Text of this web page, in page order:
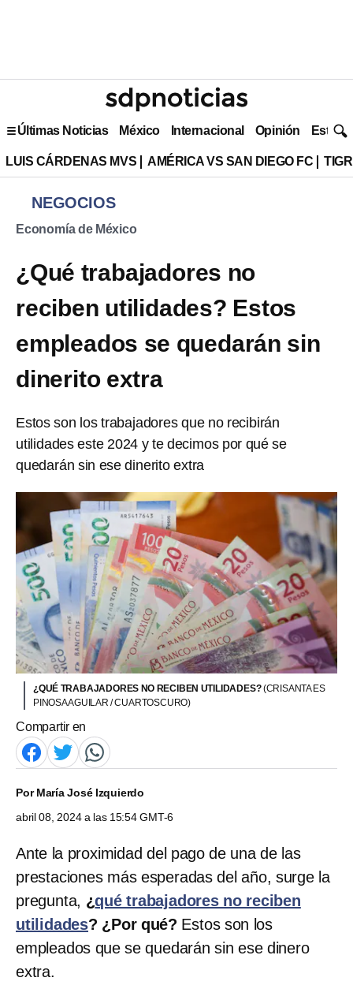
Últimas Noticias México Internacional Opinión Estilo
LUIS CÁRDENAS MVS AMÉRICA VS SAN DIEGO FC
NEGOCIOS
Economía de México
¿Qué trabajadores no
reciben utilidades? Estos
empleados se quedarán sin
dinerito extra
Estos son los trabajadores que no recibirán
utilidades este 2024 y te decimos por qué se
quedarán sin ese dinerito extra
¿QUÉ TRABAJADORES NO RECIBEN UTILIDADES?(CRISANTA ES
PINOSA AGUILAR / CUARTOSCURO)
Compartir en
PorMaría José Izquierdo
abril 08, 2024 a las 15:54 GMT-6
Ante la proximidad del pago de una de las
prestaciones más esperadas del año, surge la
pregunta, ¿qué trabajadores no reciben
utilidades? ¿Por qué? Estos son los
empleados que se quedarán sin ese dinero
extra.